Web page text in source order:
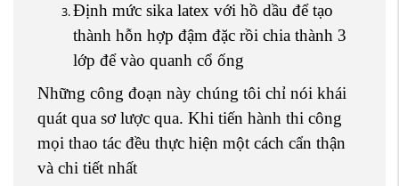
Định mức sika latex với hồ dầu để tạo
thành hỗn hợp đậm đặc rồi chia thành 3
lớp để vào quanh cổ ống
Những công đoạn này chúng tôi chỉ nói khái
quát qua sơ lược qua. Khi tiến hành thi công
mọi thao tác đều thực hiện một cách cẩn thận
và chi tiết nhất